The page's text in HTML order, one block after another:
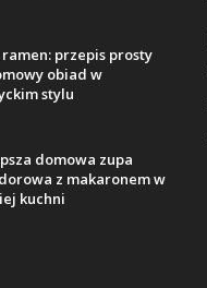
przepis prosty
obiad w
stylu
domowa zupa
z makaronem w
kuchni